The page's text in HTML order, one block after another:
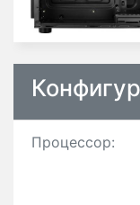
Процессор: